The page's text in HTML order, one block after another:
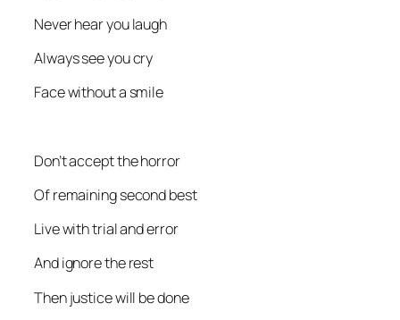
Never hear you laugh
Always see you cry
Face without a smile
Don’t accept the horror
Of remaining second best
Live with trial and error
And ignore the rest
Then justice will be done